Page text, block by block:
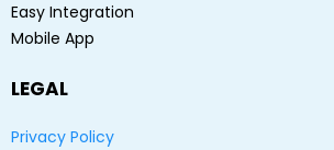
Easy Integration
Mobile App
LEGAL
Privacy Policy